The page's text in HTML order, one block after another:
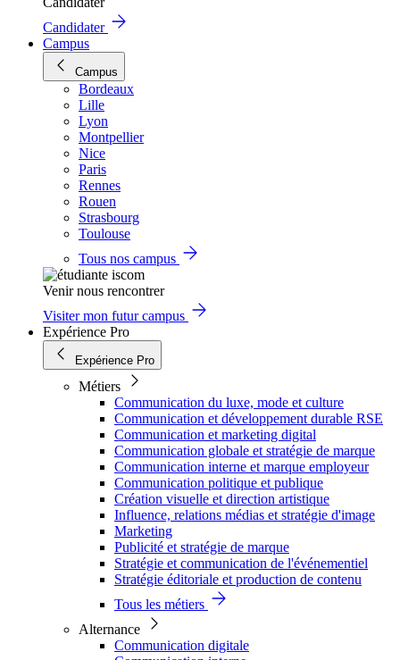
Candidater
Campus
Campus
Bordeaux
Lille
Lyon
Montpellier
Nice
Paris
Rennes
Rouen
Strasbourg
Toulouse
Tous nos campus
Venir nous rencontrer
Visiter mon futur campus
Expérience Pro
Expérience Pro
Métiers
Communication du luxe, mode et culture
Communication et développement durable RSE
Communication et marketing digital
Communication globale et stratégie de marque
Communication interne et marque employeur
Communication politique et publique
Création visuelle et direction artistique
Influence, relations médias et stratégie d'image
Marketing
Publicité et stratégie de marque
Stratégie et communication de l'événementiel
Stratégie éditoriale et production de contenu
Tous les métiers
Alternance
Communication digitale